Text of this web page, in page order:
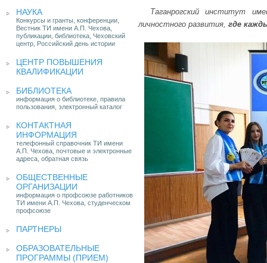
НАУКА
Конкурсы и гранты, конференции,
Вестник ТИ имени А.П. Чехова,
публикации, библиотека, Чеховский
центр, Российский день истории
ЦЕНТР ПОВЫШЕНИЯ
КВАЛИФИКАЦИИ
БИБЛИОТЕКА
информация о библиотеке, правила
пользования, электронный каталог
КОНТАКТНАЯ
ИНФОРМАЦИЯ
телефонный справочник ТИ имени
А.П. Чехова, почтовые и электронные
адреса, обратная связь
ОБЩЕСТВЕННЫЕ
ОРГАНИЗАЦИИ
информация о профсоюзе работников
ТИ имени А.П. Чехова, студенческом
профсоюзе
ПАРТНЕРЫ
ОБРАЗОВАТЕЛЬНЫЕ
ПРОГРАММЫ (ПРИЕМ)
Таганрогский институт
личностного развития, где